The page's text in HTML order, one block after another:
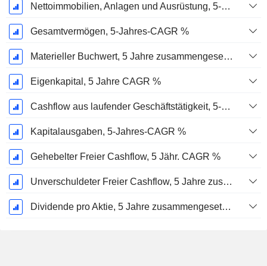
Nettoimmobilien, Anlagen und Ausrüstung, 5-Jahres-CAGR %
Gesamtvermögen, 5-Jahres-CAGR %
Materieller Buchwert, 5 Jahre zusammengesetzte jährliche Wachstumsrate %
Eigenkapital, 5 Jahre CAGR %
Cashflow aus laufender Geschäftstätigkeit, 5-Jahres-CAGR %
Kapitalausgaben, 5-Jahres-CAGR %
Gehebelter Freier Cashflow, 5 Jähr. CAGR %
Unverschuldeter Freier Cashflow, 5 Jahre zusammengesetzte jährliche Wachstumsrate %
Dividende pro Aktie, 5 Jahre zusammengesetzte jährliche Wachstumsrate %